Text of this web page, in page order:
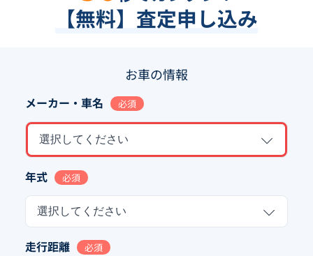
【無料】査定申し込み
お車の情報
メーカー・車名 必須
選択してください
年式 必須
選択してください
走行距離 必須